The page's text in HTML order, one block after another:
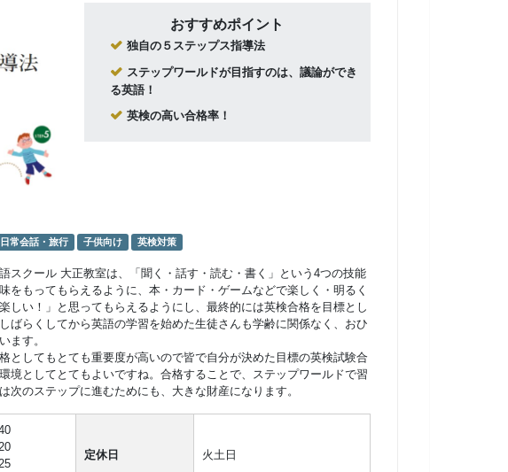
おすすめポイント
独自の５ステップス指導法
ステップワールドが目指すのは、議論ができ
る英語！
英検の高い合格率！
日常会話・旅行 子供向け 英検対策
スクール 大正教室は、「聞く・話す・読む・書く」という4つの技能
をもってもらえるように、本・カード・ゲームなどで楽しく・明るく
しい！」と思ってもらえるようにし、最終的には英検合格を目標とし
ばらくしてから英語の学習を始めた生徒さんも学齢に関係なく、おひ
ます。
としてもとても重要度が高いので皆で自分が決めた目標の英検試験合
境としてとてもよいですね。合格することで、ステップワールドで習
次のステップに進むためにも、大きな財産になります。
定休日 火土日